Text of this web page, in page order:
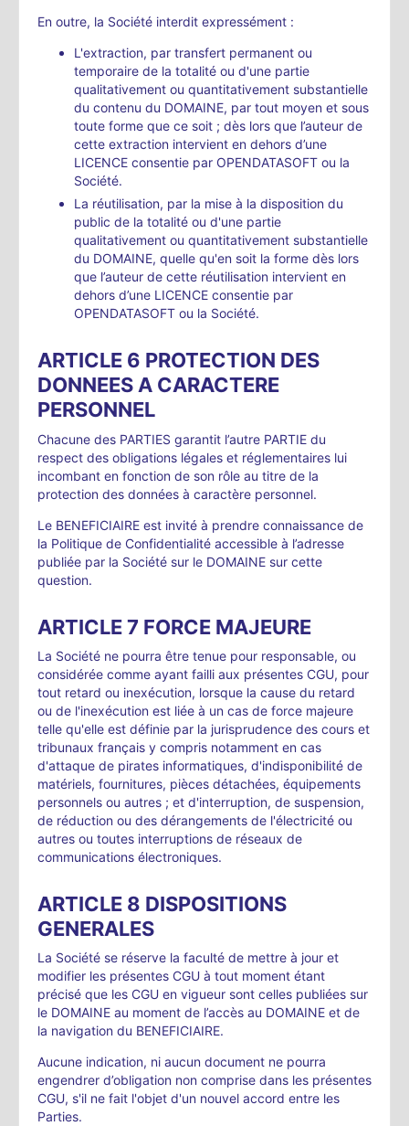
En outre, la Société interdit expressément :
L'extraction, par transfert permanent ou
temporaire de la totalité ou d'une partie
qualitativement ou quantitativement substantielle
du contenu du DOMAINE, par tout moyen et sous
toute forme que ce soit ; dès lors que l’auteur de
cette extraction intervient en dehors d’une
LICENCE consentie par OPENDATASOFT ou la
Société.
La réutilisation, par la mise à la disposition du
public de la totalité ou d'une partie
qualitativement ou quantitativement substantielle
du DOMAINE, quelle qu'en soit la forme dès lors
que l’auteur de cette réutilisation intervient en
dehors d’une LICENCE consentie par
OPENDATASOFT ou la Société.
ARTICLE 6 PROTECTION DES
DONNEES A CARACTERE
PERSONNEL
Chacune des PARTIES garantit l’autre PARTIE du
respect des obligations légales et réglementaires lui
incombant en fonction de son rôle au titre de la
protection des données à caractère personnel.
Le BENEFICIAIRE est invité à prendre connaissance de
la Politique de Confidentialité accessible à l’adresse
publiée par la Société sur le DOMAINE sur cette
question.
ARTICLE 7 FORCE MAJEURE
La Société ne pourra être tenue pour responsable, ou
considérée comme ayant failli aux présentes CGU, pour
tout retard ou inexécution, lorsque la cause du retard
ou de l'inexécution est liée à un cas de force majeure
telle qu'elle est définie par la jurisprudence des cours et
tribunaux français y compris notamment en cas
d'attaque de pirates informatiques, d'indisponibilité de
matériels, fournitures, pièces détachées, équipements
personnels ou autres ; et d'interruption, de suspension,
de réduction ou des dérangements de l'électricité ou
autres ou toutes interruptions de réseaux de
communications électroniques.
ARTICLE 8 DISPOSITIONS
GENERALES
La Société se réserve la faculté de mettre à jour et
modifier les présentes CGU à tout moment étant
précisé que les CGU en vigueur sont celles publiées sur
le DOMAINE au moment de l’accès au DOMAINE et de
la navigation du BENEFICIAIRE.
Aucune indication, ni aucun document ne pourra
engendrer d’obligation non comprise dans les présentes
CGU, s'il ne fait l'objet d'un nouvel accord entre les
Parties.